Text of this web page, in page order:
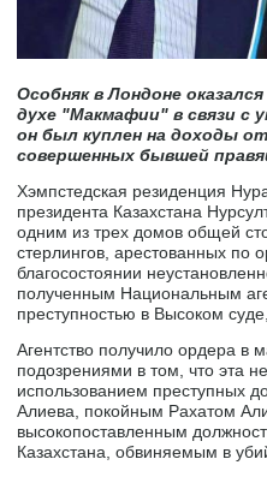
Особняк в Лондоне
духе "Макмафии" в связи с
он был куплен на доходы
совершенных бывшей
Хэмпстедская резиденция
президента Казахстана
одним из трех домов общей
стерлингов, арестованных по
благосостоянии
полученным Национальным
преступностью в Высоком
Агентство получило ордера в
подозрениями в том, что эта
использованием преступных
Алиева, покойным Рахатом
высокопоставленным
Казахстана, обвиняемым в